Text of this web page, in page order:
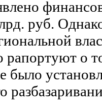
руб.
о
было